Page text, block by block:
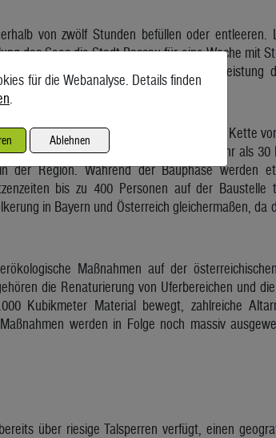
von zwölf Stunden befüllen oder entleeren.
des Sees die Stadt Passau für eine Woche mit
ist auch, dass Drehzahl und Leistung
Oberösterreich nachhaltig. Es löst eine Kette
den Dienstleistungssektor betreffen. Mehr als 30
der Region. Während der Bauphase werden
bis zu 400 Personen auf der Baustelle
in Bayern und Österreich gleichermaßen, da
Maßnahmen auf der
die Renaturierung von Uferbereichen und
Kubikmeter Material bewegt, zahlreiche
werden in Folge noch massiv
über riesige Talsperren verfügt, einen
für die Webanalyse. Details finden
Ablehnen